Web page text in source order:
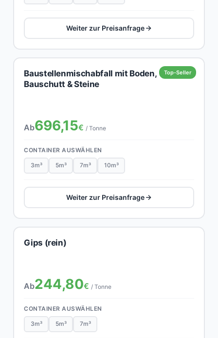
Weiter zur Preisanfrage
Top-Seller
Baustellenmischabfall mit Boden,
Bauschutt & Steine
Ab696,15€ / Tonne
CONTAINER AUSWÄHLEN
3m³ 5m³ 7m³ 10m³
Weiter zur Preisanfrage
Gips (rein)
Ab244,80€ / Tonne
CONTAINER AUSWÄHLEN
3m³ 5m³ 7m³